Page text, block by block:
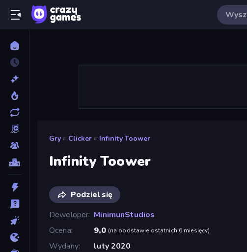
Gry » Clicker » Infinity Toower
Infinity Toower
Podziel się
Deweloper MinimunStudios
Ocena
9,0 (na podstawie ostatnich 6 miesięcy)
Wydany
luty 2020